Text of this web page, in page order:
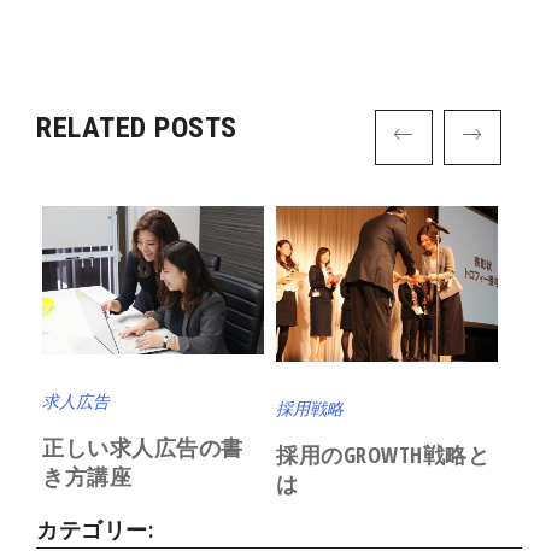
RELATED POSTS
求人広告
正しい求人広告の書
き方講座
採用戦略
採用のGROWTH戦略と
は
カテゴリー: